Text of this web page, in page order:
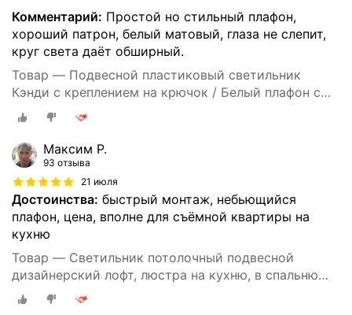
Комментарий: Простой но стильный плафон,
хороший патрон, белый матовый, глаза не слепит,
круг света даёт обширный.
Товар — Подвесной пластиковый светильник
Кэнди с креплением на крючок / Белый плафон с
белым шнуром 80 см и направлением света вниз /
Люстра подвесная с цоколем Е27 / 60Вт / IP20 /
220В / 290х170 мм, без ламп, НСБ 21-60-202
Максим Р.
93 отзыва
21 июля
Достоинства: быстрый монтаж, небьющийся
плафон, цена, вполне для съёмной квартиры на
кухню
Товар — Светильник потолочный подвесной
дизайнерский лофт, люстра на кухню, в спальню
под лампу Е27, 60 Вт, Белый